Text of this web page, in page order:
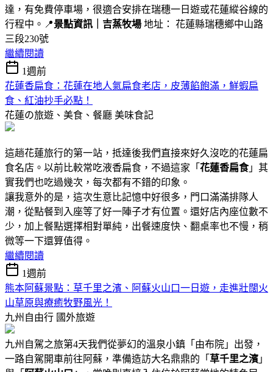
達，有免費停車場，很適合安排在瑞穗一日遊或花蓮縱谷線的
行程中。📍景點資訊｜吉蒸牧場 地址： 花蓮縣瑞穗鄉中山路
三段230號
繼續閱讀
1週前
花蓮香扁食：花蓮在地人氣扁食老店，皮薄餡飽滿，鮮蝦扁
食、紅油抄手必點！
花蓮の旅遊、美食、餐廳 美味食記
這趟花蓮旅行的第一站，抵達後我們直接來好久沒吃的花蓮扁
食名店。以前比較常吃液香扁食，不過這家「 花蓮香扁食」其
實我們也吃過幾次，每次都有不錯的印象。
讓我意外的是，這次生意比記憶中好很多，門口滿滿排隊人
潮，從點餐到入座等了好一陣子才有位置。還好店內座位數不
少，加上餐點選擇相對單純，出餐速度快、翻桌率也不慢，稍
微等一下還算值得。
繼續閱讀
1週前
熊本阿蘇景點：草千里之濱、阿蘇火山口一日遊，走進壯闊火
山草原與療癒牧野風光！
九州自由行 國外旅遊
九州自駕之旅第4天我們從夢幻的溫泉小鎮「由布院」出發，
一路自駕開車前往阿蘇，準備造訪大名鼎鼎的「 草千里之濱 」